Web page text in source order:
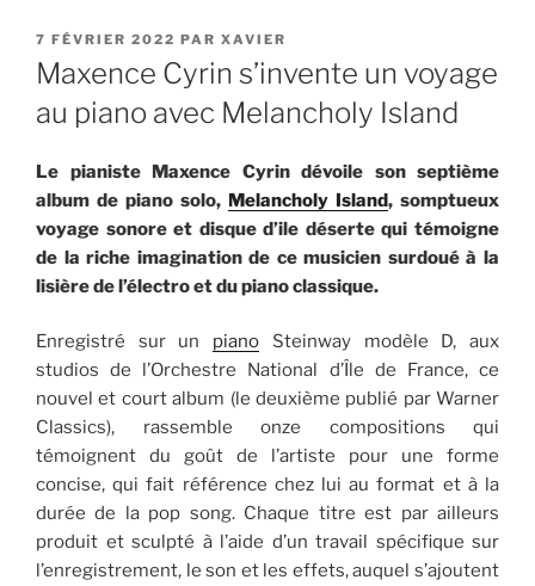
PUBLIÉ
LE
7 FÉVRIER 2022 PAR XAVIER
Maxence Cyrin s’invente un voyage
au piano avec Melancholy Island
Le pianiste Maxence Cyrin dévoile son septième
album de piano solo, Melancholy Island, somptueux
voyage sonore et disque d’ile déserte qui témoigne
de la riche imagination de ce musicien surdoué à la
lisière de l’électro et du piano classique.
Enregistré sur un piano Steinway modèle D, aux
studios de l’Orchestre National d’Île de France, ce
nouvel et court album (le deuxième publié par Warner
Classics), rassemble onze compositions qui
témoignent du goût de l’artiste pour une forme
concise, qui fait référence chez lui au format et à la
durée de la pop song. Chaque titre est par ailleurs
produit et sculpté à l’aide d’un travail spécifique sur
l’enregistrement, le son et les effets, auquel s’ajoutent